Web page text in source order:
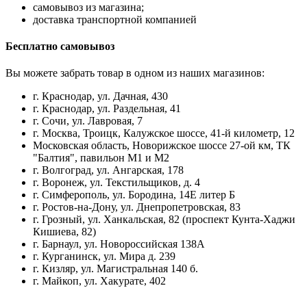
самовывоз из магазина;
доставка транспортной компанией
Бесплатно самовывоз
Вы можете забрать товар в одном из наших магазинов:
г. Краснодар, ул. Дачная, 430
г. Краснодар, ул. Раздельная, 41
г. Сочи, ул. Лавровая, 7
г. Москва, Троицк, Калужское шоссе, 41-й километр, 12
Московская область, Новорижское шоссе 27-ой км, ТК
"Балтия", павильон М1 и М2
г. Волгоград, ул. Ангарская, 178
г. Воронеж, ул. Текстильщиков, д. 4
г. Симферополь, ул. Бородина, 14Е литер Б
г. Ростов-на-Дону, ул. Днепропетровская, 83
г. Грозный, ул. Ханкальская, 82 (проспект Кунта-Хаджи
Кишиева, 82)
г. Барнаул, ул. Новороссийская 138А
г. Курганинск, ул. Мира д. 239
г. Кизляр, ул. Магистральная 140 б.
г. Майкоп, ул. Хакурате, 402